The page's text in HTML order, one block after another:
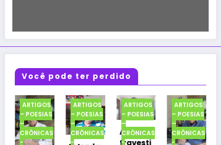
Você pode ter perdido
ARTIGOS
– POESIAS
–
CRÔNICAS
-
ARTIGOS
– POESIAS
–
CRÔNICAS
Alma
travesti
ARTIGOS
– POESIAS
CRÔNICAS
-
ARTIGOS
– POESIAS
–
CRÔNICAS
-